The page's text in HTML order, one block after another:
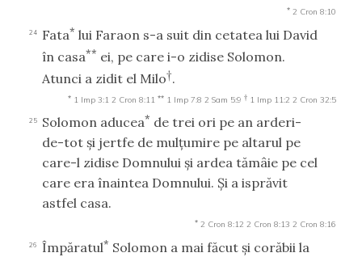
* 2 Cron 8:10
24 Fata* lui Faraon s-a suit din cetatea lui David
în casa** ei, pe care i-o zidise Solomon.
Atunci a zidit el Milo†.
* 1 Imp 3:1 2 Cron 8:11 ** 1 Imp 7:8 2 Sam 5:9 † 1 Imp 11:2 2 Cron 32:5
25 Solomon aducea* de trei ori pe an arderi-
de-tot şi jertfe de mulţumire pe altarul pe
care-l zidise Domnului şi ardea tămâie pe cel
care era înaintea Domnului. Şi a isprăvit
astfel casa.
* 2 Cron 8:12 2 Cron 8:13 2 Cron 8:16
26 Împăratul* Solomon a mai făcut şi corăbii la